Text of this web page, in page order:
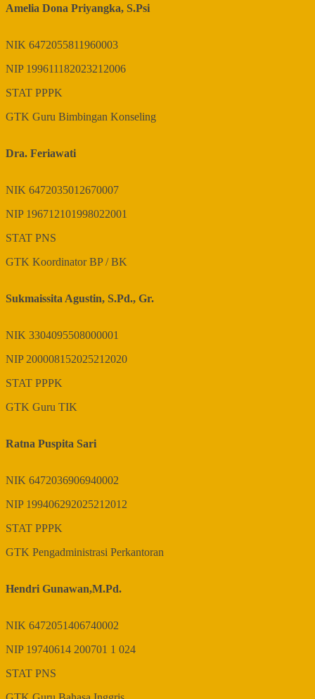
Amelia Dona Priyangka, S.Psi
NIK 6472055811960003
NIP 199611182023212006
STAT PPPK
GTK Guru Bimbingan Konseling
Dra. Feriawati
NIK 6472035012670007
NIP 196712101998022001
STAT PNS
GTK Koordinator BP / BK
Sukmaissita Agustin, S.Pd., Gr.
NIK 3304095508000001
NIP200008152025212020
STAT PPPK
GTK Guru TIK
Ratna Puspita Sari
NIK 6472036906940002
NIP 199406292025212012
STAT PPPK
GTK Pengadministrasi Perkantoran
Hendri Gunawan,M.Pd.
NIK 6472051406740002
NIP 19740614 200701 1 024
STAT PNS